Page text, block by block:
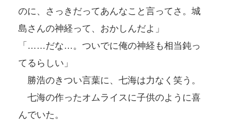
のに、さっきだってあんなこと言ってさ。城
島さんの神経って、おかしんだよ」
「……だな…。ついでに俺の神経も相当鈍っ
てるらしい」
勝浩のきつい言葉に、七海は力なく笑う。
七海の作ったオムライスに子供のように喜
んでいた。